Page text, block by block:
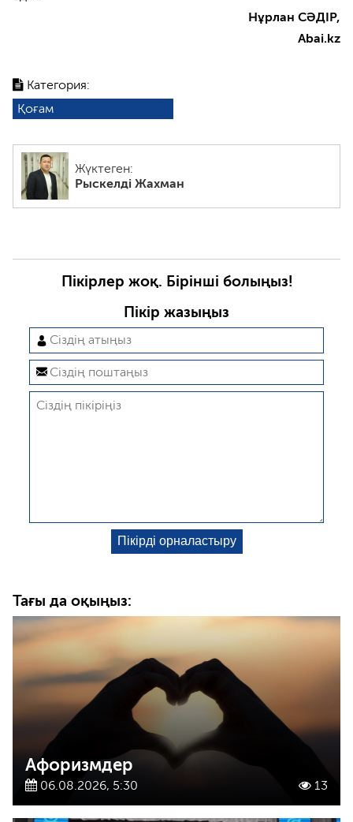
Категория:
Қоғам
Жүктеген:
Рыскелді Жахман
Нұрлан СӘДІР,
Abai.kz
Пікірлер жоқ. Бірінші болыңыз!
Пікір жазыңыз
Тағы да оқыңыз:
Афоризмдер
06.08.2026, 5:30 13